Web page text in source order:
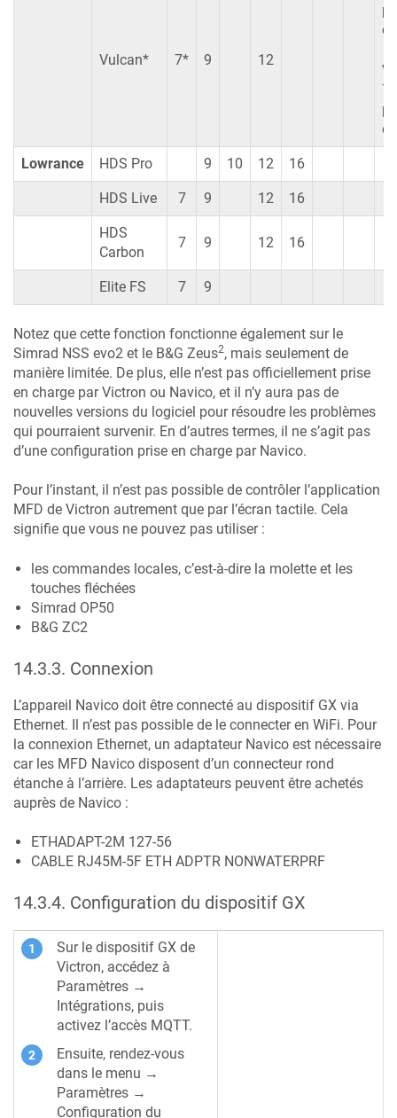
Vulcan* 7* 9 12
Lowrance HDS Pro 9 10 12 16
HDS Live 7 9 12 16
HDS
Carbon
7 9 12 16
Elite FS 7 9
Notez que cette fonction fonctionne également sur le
Simrad NSS evo2 et le B&G Zeus2, mais seulement de
manière limitée. De plus, elle n’est pas officiellement prise
en charge par Victron ou Navico, et il n’y aura pas de
nouvelles versions du logiciel pour résoudre les problèmes
qui pourraient survenir. En d’autres termes, il ne s’agit pas
d’une configuration prise en charge par Navico.
Pour l’instant, il n’est pas possible de contrôler l’application
MFD de Victron autrement que par l’écran tactile. Cela
signifie que vous ne pouvez pas utiliser :
les commandes locales, c’est-à-dire la molette et les
touches fléchées
Simrad OP50
B&G ZC2
14.3.3. Connexion
L’appareil Navico doit être connecté au dispositif GX via
Ethernet. Il n’est pas possible de le connecter en WiFi. Pour
la connexion Ethernet, un adaptateur Navico est nécessaire
car les MFD Navico disposent d’un connecteur rond
étanche à l’arrière. Les adaptateurs peuvent être achetés
auprès de Navico :
ETHADAPT-2M 127-56
CABLE RJ45M-5F ETH ADPTR NONWATERPRF
14.3.4. Configuration du dispositif GX
Sur le dispositif GX de
Victron, accédez à
Paramètres →
Intégrations, puis
activez l’accès MQTT.
Ensuite, rendez-vous
dans le menu →
Paramètres →
Configuration du